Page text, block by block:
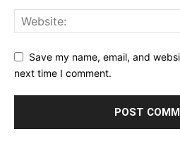
Save my name, email, and
next time I comment.